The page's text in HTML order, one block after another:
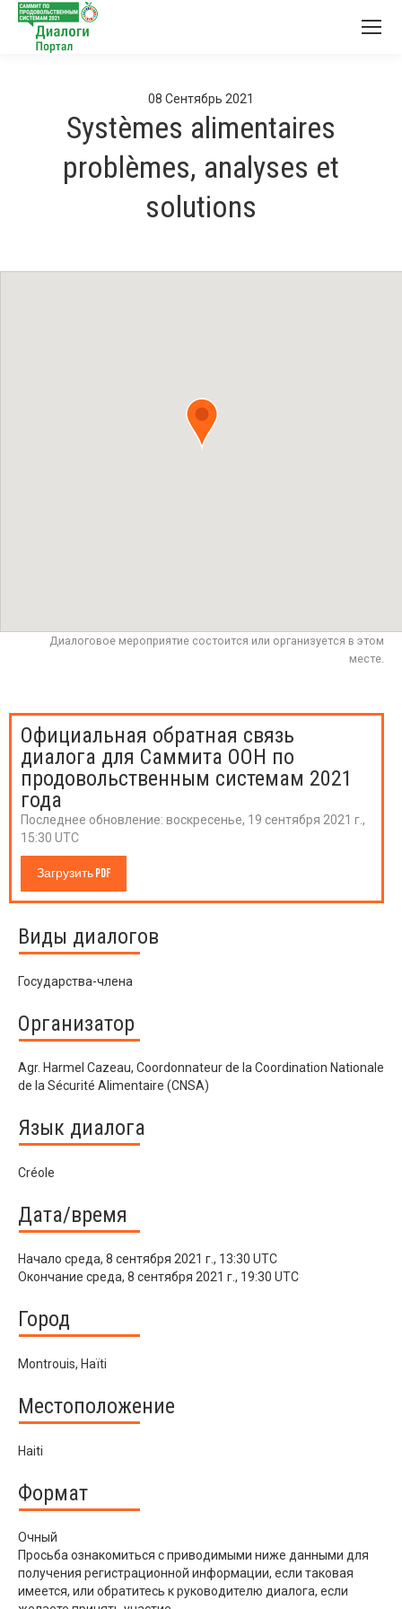
08 Сентябрь 2021
Systèmes alimentaires
problèmes, analyses et
solutions
Диалоговое мероприятие состоится или организуется в этом
месте.
Официальная обратная связь
диалога для Саммита ООН по
продовольственным системам 2021
года
Последнее обновление: воскресенье, 19 сентября 2021 г.,
15:30 UTC
Загрузить PDF
Виды диалогов
Государства-члена
Организатор
Agr. Harmel Cazeau, Coordonnateur de la Coordination Nationale
de la Sécurité Alimentaire (CNSA)
Язык диалога
Créole
Дата/время
Начало среда, 8 сентября 2021 г., 13:30 UTC
Окончание среда, 8 сентября 2021 г., 19:30 UTC
Город
Montrouis, Haïti
Местоположение
Haiti
Формат
Очный
Просьба ознакомиться с приводимыми ниже данными для
получения регистрационной информации, если таковая
имеется, или обратитесь к руководителю диалога, если